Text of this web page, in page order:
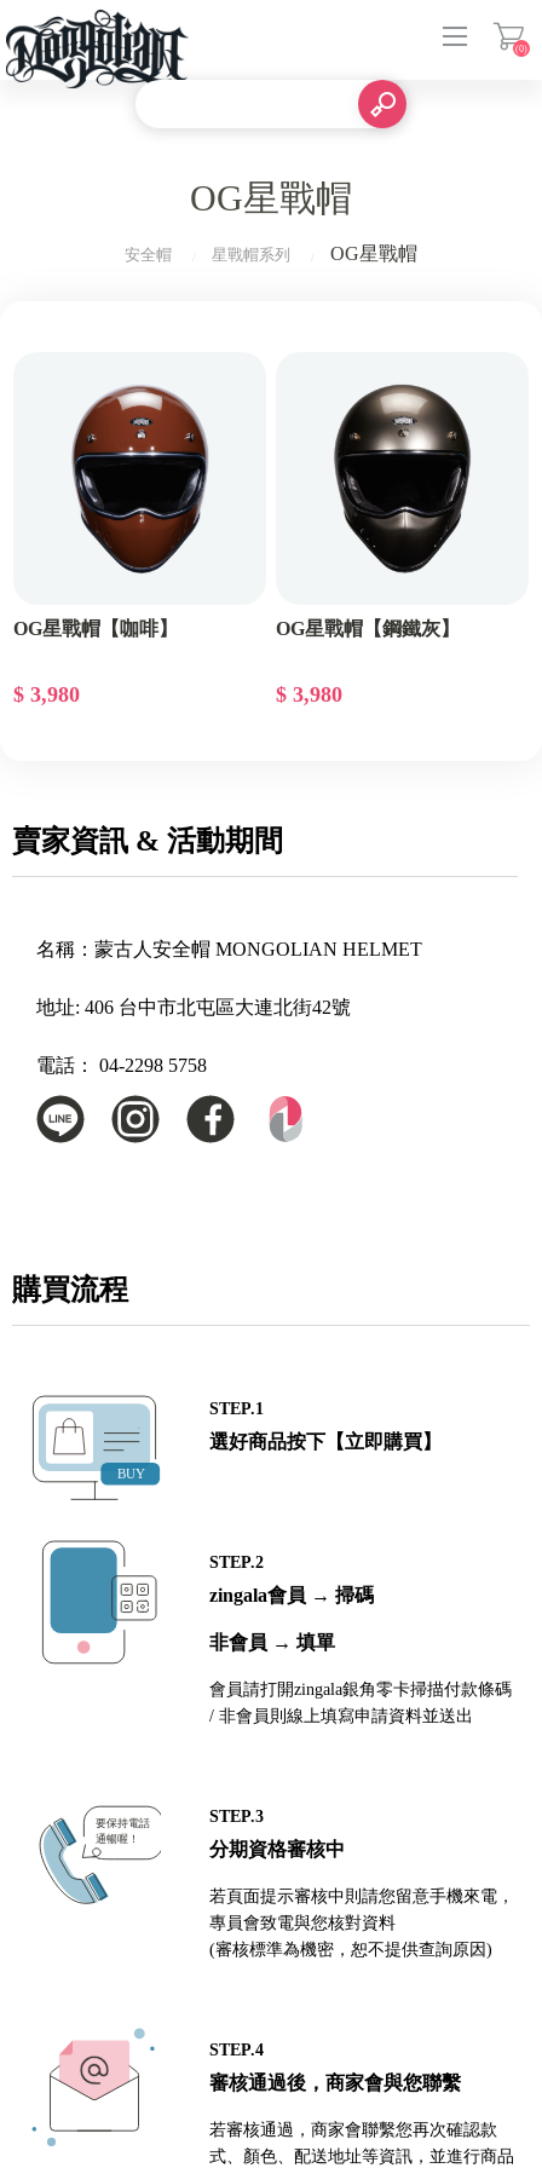
(0)
OG星戰帽
安全帽 星戰帽系列 OG星戰帽
OG星戰帽【咖啡】
$ 3,980
OG星戰帽【鋼鐵灰】
$ 3,980
賣家資訊 & 活動期間
名稱： 蒙古人安全帽 MONGOLIAN HELMET
地址: 406 台中市北屯區大連北街42號
電話： 04-2298 5758
購買流程
STEP.1
選好商品按下【立即購買】
STEP.2
zingala會員 → 掃碼
非會員 → 填單
會員請打開zingala銀角零卡掃描付款條碼
/ 非會員則線上填寫申請資料並送出
STEP.3
分期資格審核中
若頁面提示審核中則請您留意手機來電，
專員會致電與您核對資料
(審核標準為機密，恕不提供查詢原因)
STEP.4
審核通過後，商家會與您聯繫
若審核通過，商家會聯繫您再次確認款
式、顏色、配送地址等資訊，並進行商品